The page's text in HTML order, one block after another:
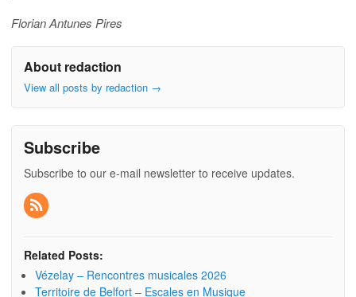
Florian Antunes Pires
About redaction
View all posts by redaction →
Subscribe
Subscribe to our e-mail newsletter to receive updates.
Related Posts:
Vézelay – Rencontres musicales 2026
Territoire de Belfort – Escales en Musique